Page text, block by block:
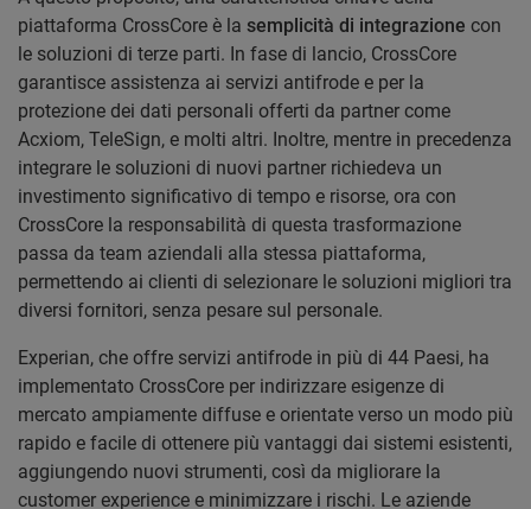
piattaforma CrossCore è la semplicità di integrazione con
le soluzioni di terze parti. In fase di lancio, CrossCore
garantisce assistenza ai servizi antifrode e per la
protezione dei dati personali offerti da partner come
Acxiom, TeleSign, e molti altri. Inoltre, mentre in precedenza
integrare le soluzioni di nuovi partner richiedeva un
investimento significativo di tempo e risorse, ora con
CrossCore la responsabilità di questa trasformazione
passa da team aziendali alla stessa piattaforma,
permettendo ai clienti di selezionare le soluzioni migliori tra
diversi fornitori, senza pesare sul personale.
Experian, che offre servizi antifrode in più di 44 Paesi, ha
implementato CrossCore per indirizzare esigenze di
mercato ampiamente diffuse e orientate verso un modo più
rapido e facile di ottenere più vantaggi dai sistemi esistenti,
aggiungendo nuovi strumenti, così da migliorare la
customer experience e minimizzare i rischi. Le aziende